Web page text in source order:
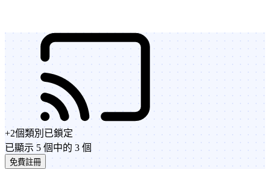
+2個類別 已鎖定
已顯示 5 個中的 3 個
免費註冊